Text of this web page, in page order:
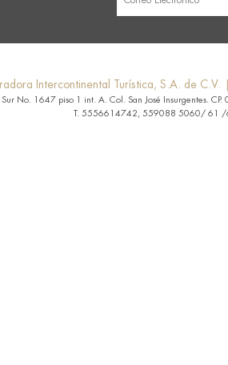
Intercontinental Turística, S.A. de C.V. |
Sur No. 1647 piso 1 int. A. Col. San José Insurgentes.
T. 5556614742, 559088 5060/ 61 /